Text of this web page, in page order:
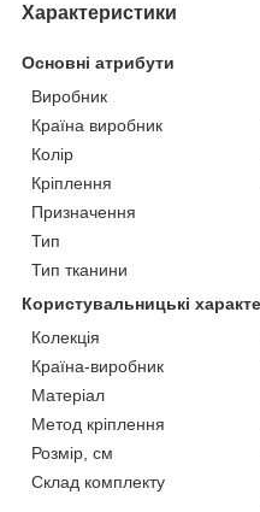
Характеристики
Основні атрибути
Виробник
Країна виробник
Колір
Кріплення
Призначення
Тип
Тип тканини
Користувальницькі
Колекція
Країна-виробник
Матеріал
Метод кріплення
Розмір, см
Склад комплекту